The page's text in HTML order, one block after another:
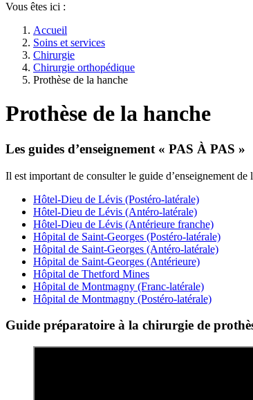
Vous êtes ici :
Accueil
Soins et services
Chirurgie
Chirurgie orthopédique
Prothèse de la hanche
Prothèse de la hanche
Les guides d’enseignement « PAS À PAS »
Il est important de consulter le guide d’enseignement
Hôtel-Dieu de Lévis (Postéro-latérale)
Hôtel-Dieu de Lévis (Antéro-latérale)
Hôtel-Dieu de Lévis (Antérieure franche)
Hôpital de Saint-Georges (Postéro-latérale)
Hôpital de Saint-Georges (Antéro-latérale)
Hôpital de Saint-Georges (Antérieure)
Hôpital de Thetford Mines
Hôpital de Montmagny (Franc-latérale)
Hôpital de Montmagny (Postéro-latérale)
Guide préparatoire à la chirurgie de